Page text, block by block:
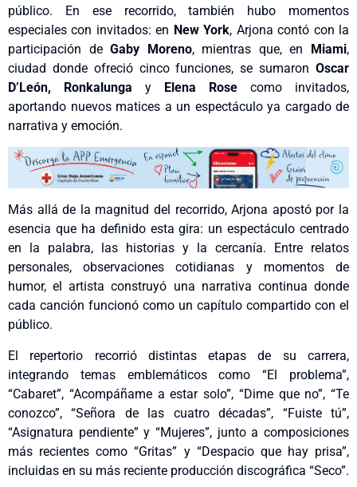
público. En ese recorrido, también hubo momentos
especiales con invitados: en New York, Arjona contó con la
participación deGaby Moreno, mientras que, en Miami,
ciudad donde ofreció cinco funciones, se sumaron Oscar
D’León, Ronkalunga y Elena Rose como invitados,
aportando nuevos matices a un espectáculo ya cargado de
narrativa y emoción.
Más allá de la magnitud del recorrido, Arjona apostó por la
esencia que ha definido esta gira: un espectáculo centrado
en la palabra, las historias y la cercanía. Entre relatos
personales, observaciones cotidianas y momentos de
humor, el artista construyó una narrativa continua donde
cada canción funcionó como un capítulo compartido con el
público.
El repertorio recorrió distintas etapas de su carrera,
integrando temas emblemáticos como “El problema”,
“Cabaret”, “Acompáñame a estar solo”, “Dime que no”, “Te
conozco”, “Señora de las cuatro décadas”, “Fuiste tú”,
“Asignatura pendiente” y “Mujeres”, junto a composiciones
más recientes como “Gritas” y “Despacio que hay prisa”,
incluidas en su más reciente producción discográfica “Seco”.